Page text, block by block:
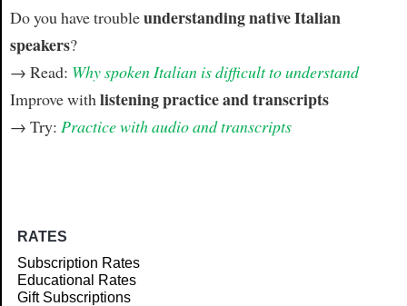
Do you have troubleunderstanding native Italian
speakers?
→ Read: Why spoken Italian is difficult to understand
Improve withlistening practice and transcripts
→ Try: Practice with audio and transcripts
RATES
Subscription Rates
Educational Rates
Gift Subscriptions